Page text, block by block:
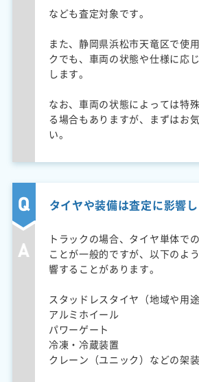
なども査定対象です。
また、静岡県浜松市天竜区で使
クでも、車両の状態や仕様に応
します。
なお、車両の状態によっては特
る場合もありますが、まずはお
い。
タイヤや装備は査定に影響
トラックの場合、タイヤ単体で
ことが一般的ですが、以下のよ
響することがあります。
スタッドレスタイヤ（地域や用途
アルミホイール
パワーゲート
冷凍・冷蔵装置
クレーン（ユニック）などの架装